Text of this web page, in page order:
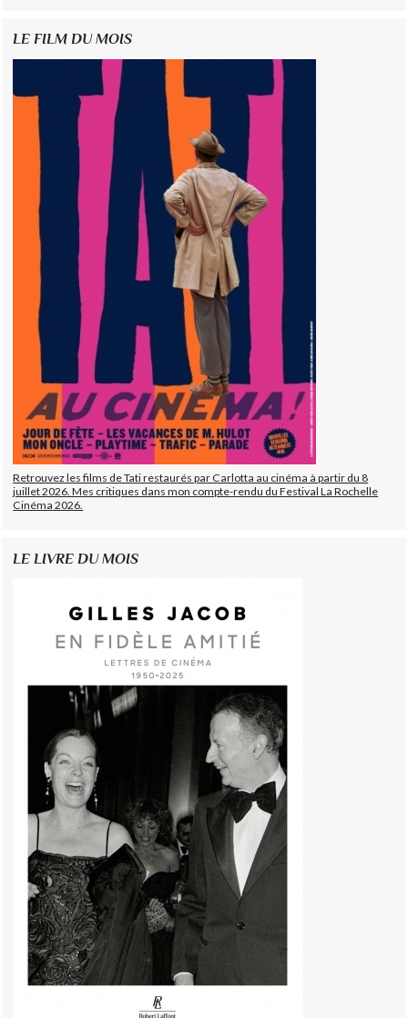
LE FILM DU MOIS
Retrouvez les films de Tati restaurés par Carlotta au cinéma à partir du 8
juillet 2026. Mes critiques dans mon compte-rendu du Festival La Rochelle
Cinéma 2026.
LE LIVRE DU MOIS